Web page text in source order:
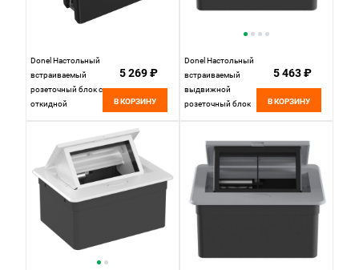
Donel Настольный
встраиваемый
розеточный блок с
откидной
черный DDSB6FPB
5 269 ₽
В КОРЗИНУ
Donel Настольный
встраиваемый
выдвижной
розеточный блок
DDSB4RB
5 463 ₽
В КОРЗИНУ